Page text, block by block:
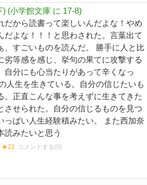
) (小学館文庫 に 17-8)
だから読書って楽しいんだよな！やめ
だよな！！！と思わされた。言葉出て
、すごいものを読んだ。 勝手に人と比
劣等感を感じ、挙句の果てに攻撃する
自分にも心当たりがあって辛くなっ
人生を生きている。自分の信じたいも
。正直こんな事を考えずに生きてきた
させられた。自分の信じるものを見つ
っぱい人生経験積みたい。 また西加奈
読みたいと思う
★22 コメントする(0)